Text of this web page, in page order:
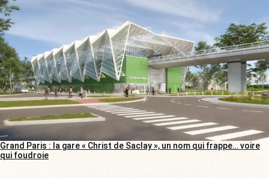
Grand Paris : la gare « Christ de Saclay », un nom qui frappe… voire
qui foudroie